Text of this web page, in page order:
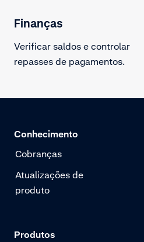
Finanças
Verificar saldos e controlar
repasses de pagamentos.
Conhecimento
Cobranças
Atualizações de
produto
Produtos